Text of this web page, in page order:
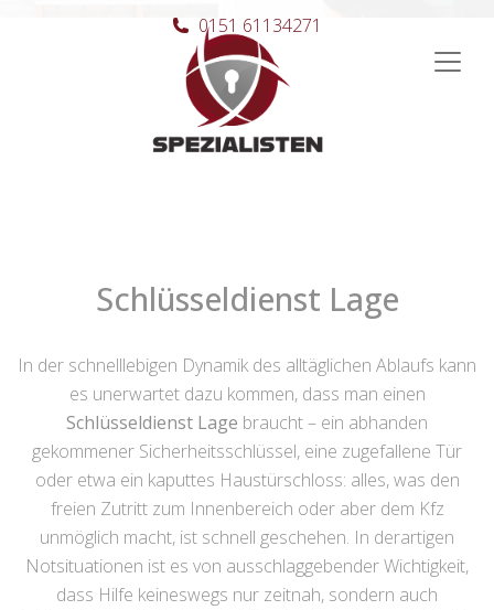
Hauptnavigation
0151 61134271
Schlüsseldienst Lage
In der schnelllebigen Dynamik des alltäglichen Ablaufs kann
es unerwartet dazu kommen, dass man einen
Schlüsseldienst Lage braucht – ein abhanden
gekommener Sicherheitsschlüssel, eine zugefallene Tür
oder etwa ein kaputtes Haustürschloss: alles, was den
freien Zutritt zum Innenbereich oder aber dem Kfz
unmöglich macht, ist schnell geschehen. In derartigen
Notsituationen ist es von ausschlaggebender Wichtigkeit,
dass Hilfe keineswegs nur zeitnah, sondern auch